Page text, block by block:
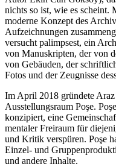
nichts so ist, wie es scheint.
moderne Konzept des
Aufzeichnungen
versucht palimpsest, ein
von Manuskripten, der von
von Gebäuden, der
Fotos und der Zeugnisse
Im April 2018 gründete
Ausstellungsraum Poşe.
konzipiert, eine
mentaler Freiraum für
und Kritik verspüren. Poşe
Einzel- und
und andere Inhalte.